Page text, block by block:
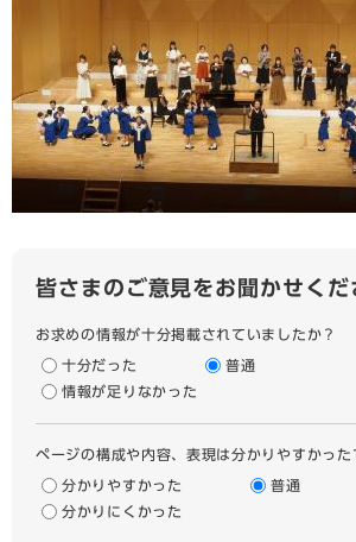
皆さまのご意見をお聞かせくだ
お求めの情報が十分掲載されていましたか？
十分だった
普通
情報が足りなかった
ページの構成や内容、表現は分かりやすかった
分かりやすかった
普通
分かりにくかった